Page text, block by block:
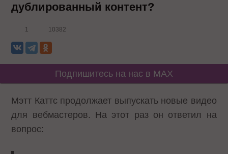
дублированный контент?
1 10382
Подпишитесь на нас в MAX
Мэтт Каттс продолжает выпускать новые видео
для вебмастеров. На этот раз он ответил на
вопрос: